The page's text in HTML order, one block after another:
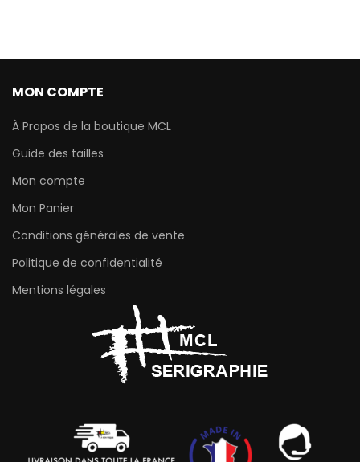
MON COMPTE
À Propos de la boutique MCL
Guide des tailles
Mon compte
Mon Panier
Conditions générales de vente
Politique de confidentialité
Mentions légales